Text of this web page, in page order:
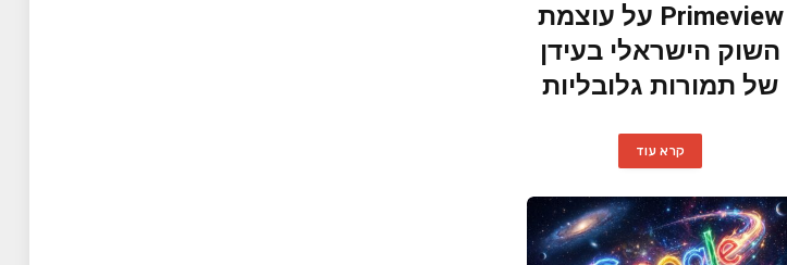
Primeview על עוצמת
השוק הישראלי בעידן
של תמורות גלובליות
קרא עוד